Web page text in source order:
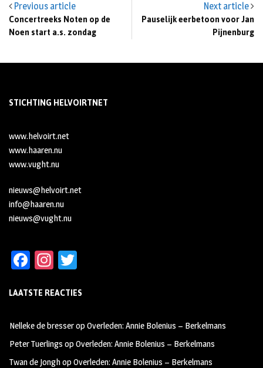
Previous article
Concertreeks Noten op de
Noen start a.s. zondag
Next article
Pauselijk eerbetoon voor Jan
Pijnenburg
STICHTING HELVOIRTNET
www.helvoirt.net
www.haaren.nu
www.vught.nu
nieuws@helvoirt.net
info@haaren.nu
nieuws@vught.nu
Fa
b
oo
k
In
ag
m
tt
LAATSTE REACTIES
Nelleke de bresseropOverleden: Annie Bolenius – Berkelmans
Peter Tuerlings opOverleden: Annie Bolenius – Berkelmans
Twan de JonghopOverleden: Annie Bolenius – Berkelmans